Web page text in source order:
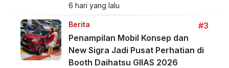
6 hari yang lalu
Berita
#3
Penampilan Mobil Konsep dan
New Sigra Jadi Pusat Perhatian di
Booth Daihatsu GIIAS 2026